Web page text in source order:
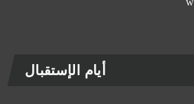
أيام الإستقبال